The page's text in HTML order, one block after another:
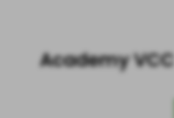
Academy VCC